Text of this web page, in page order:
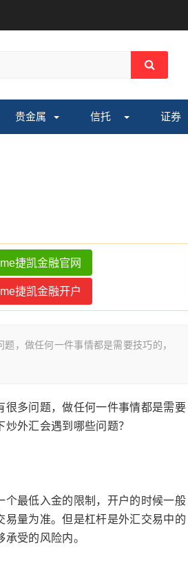
贵金属 信托 证券
捷凯金融官网
捷凯金融开户
，做任何一件事情都是需要技巧的，
多问题，做任何一件事情都是需要
外汇会遇到哪些问题？
最低入金的限制，开户的时候一般
量为准。但是杠杆是外汇交易中的
受的风险内。